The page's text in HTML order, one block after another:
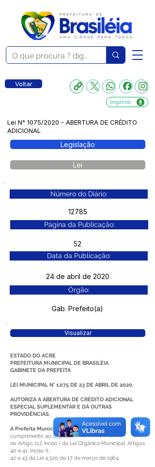
Voltar
Imprimir
Lei N° 1075/2020 - ABERTURA DE CRÉDITO
ADICIONAL
Legislação
Lei
Número do Diário:
12785
Página da Publicação:
52
Data da Publicação:
24 de abril de 2020
Órgão:
Gab. Prefeito(a)
Visualizar
ESTADO DO ACRE
PREFEITURA MUNICIPAL DE BRASILÉIA
GABINETE DA PREFEITA
LEI MUNICIPAL N° 1.075 DE 23 DE ABRIL DE 2020.
AUTORIZA A ABERTURA DE CRÉDITO ADICIONAL
ESPECIAL SUPLEMENTAR E DÁ OUTRAS
PROVIDÊNCIAS.
A Prefeita Municipal de Brasiléia-Acre
cumprimento ao disposto
no Artigo 117, inciso I da Lei Orgânica Municipal, Artigos
40 e 41, Inciso II,
42 e 43 da Lei 4.320 de 17 de março de 1964.